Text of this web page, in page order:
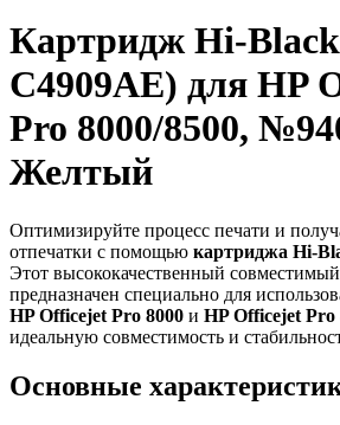
Картридж Hi-
C4909AE) для HP
Pro 8000/8500,
Желтый
Оптимизируйте процесс печати и
отпечатки с помощью картриджа Hi-
Этот высококачественный
предназначен специально для
HP Officejet Pro 8000 и HP Officejet Pro
идеальную совместимость и
Основные